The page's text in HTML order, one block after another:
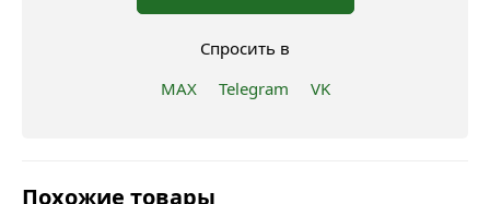
Спросить в
MAX
Telegram VK
Похожие товары